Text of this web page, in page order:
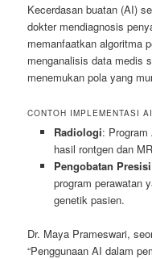
Kecerdasan buatan (AI)
dokter mendiagnosis
memanfaatkan algoritma
menganalisis data medis
menemukan pola yang
CONTOH IMPLEMENTASI AI
Radiologi:
hasil rontgen dan
Pengobatan Presisi
program perawatan
genetik pasien.
Dr. Maya Prameswari,
“Penggunaan AI dalam